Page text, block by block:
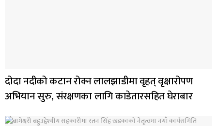
दोदा नदीको कटान रोक्न लालझाडीमा वृहत् वृक्षारोपण
अभियान सुरु, संरक्षणका लागि काडेतारसहित घेराबार